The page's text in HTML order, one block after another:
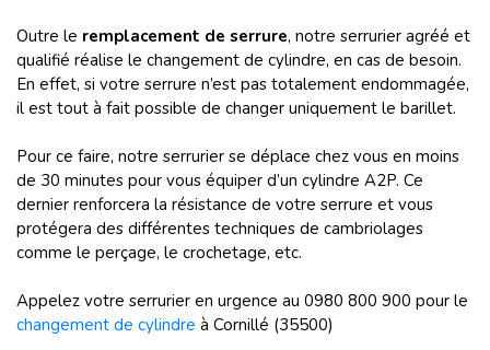
Outre le remplacement de serrure, notre serrurier agréé et
qualifié réalise le changement de cylindre, en cas de besoin.
En effet, si votre serrure n’est pas totalement endommagée,
il est tout à fait possible de changer uniquement le barillet.
Pour ce faire, notre serrurier se déplace chez vous en moins
de 30 minutes pour vous équiper d’un cylindre A2P. Ce
dernier renforcera la résistance de votre serrure et vous
protégera des différentes techniques de cambriolages
comme le perçage, le crochetage, etc.
Appelez votre serrurier en urgence au 0980 800 900 pour le
changement de cylindre à Cornillé (35500)